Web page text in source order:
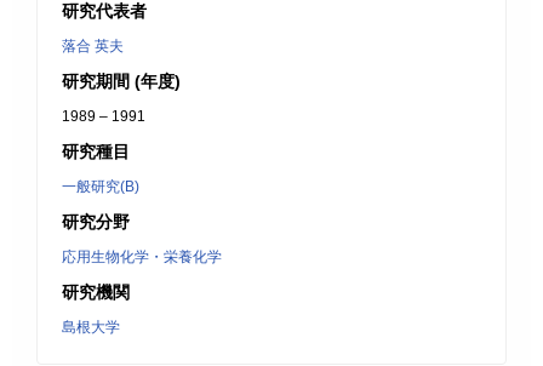
研究代表者
落合 英夫
研究期間 (年度)
1989 – 1991
研究種目
一般研究(B)
研究分野
応用生物化学・栄養化学
研究機関
島根大学